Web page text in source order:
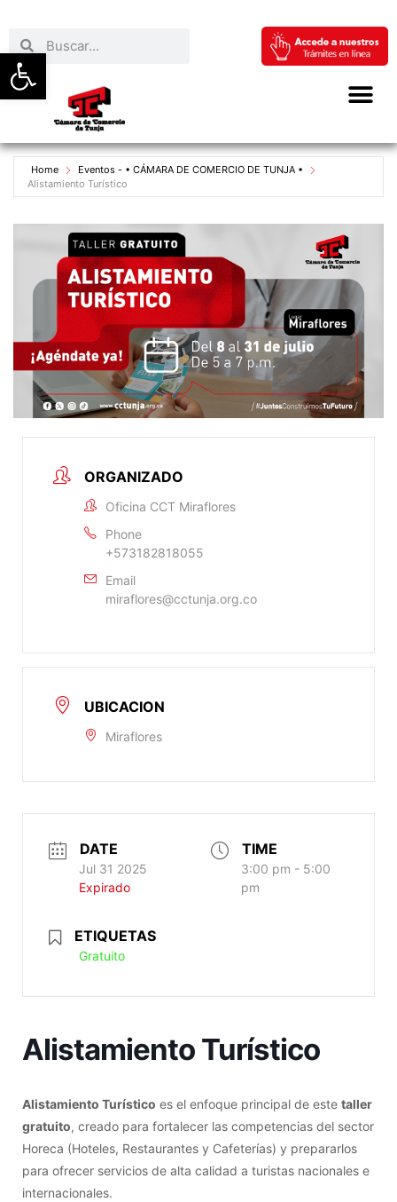
Abrir barra de herramientas
Home
Eventos - • CÁMARA DE COMERCIO DE TUNJA •
Alistamiento Turístico
ORGANIZADO
Oficina CCT Miraflores
Phone
+573182818055
Email
miraflores@cctunja.org.co
UBICACION
Miraflores
DATE
Jul 31 2025
Expirado
TIME
3:00 pm - 5:00
pm
ETIQUETAS
Gratuito
Alistamiento Turístico
Alistamiento Turístico es el enfoque principal de este taller
gratuito, creado para fortalecer las competencias del sector
Horeca (Hoteles, Restaurantes y Cafeterías) y prepararlos
para ofrecer servicios de alta calidad a turistas nacionales e
internacionales.